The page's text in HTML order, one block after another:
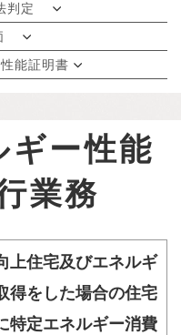
判定
能証明書
ギー性能
業務
上住宅及びエネルギ
得をした場合の住宅
特定エネルギー消費